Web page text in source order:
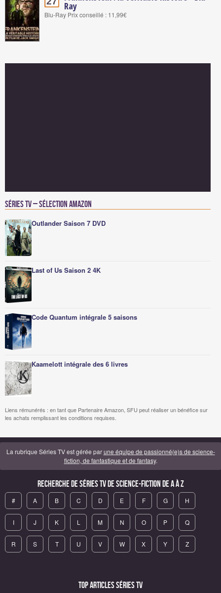
Ray
Blu-Ray Prix conseillé : 11,99€
Séries TV – Sélection Amazon
Outlander Saison 7 DVD
Last of Us Saison 2 4K
Code Quantum intégrale 5 saisons
Kaamelott intégrale des 6 livres
Liens rémunérés : en tant que Partenaire Amazon, SFU peut réaliser un bénéfice sur
les achats remplissant les conditions requises.
La rubrique Séries TV est gérée parune équipe de passionné(e)s de science-
fiction, de fantastique et de fantasy.
Recherche de Séries TV de science-fiction de A à Z
# A B C D E F G H
I J K L M N O P Q
R S T U V W X Y Z
Top articles Séries TV